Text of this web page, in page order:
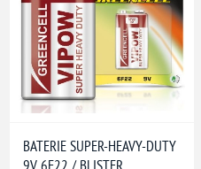
BATERIE SUPER-HEAVY-DUTY